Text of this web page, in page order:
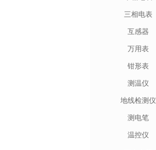
三相电表
互感器
万用表
钳形表
测温仪
地线检测仪
测电笔
温控仪